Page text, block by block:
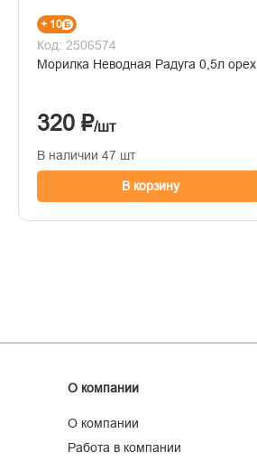
+ 10
Код: 2506574
Морилка Неводная Радуга 0,5л орех
320 ₽/шт
В наличии 47 шт
В корзину
О компании
О компании
Работа в компании